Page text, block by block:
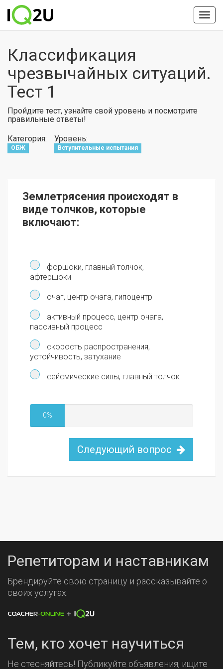
Классификация
чрезвычайных ситуаций.
Тест 1
Пройдите тест, узнайте свой уровень и посмотрите
правильные ответы!
Категория:
ОБЖ
Уровень:
Вступительные испытания
Землетрясения происходят в
виде толчков, которые
включают:
форшоки, главный толчок,
афтершоки
очаг, центр очага, гипоцентр
активный процесс, центр очага,
пассивный процесс
скорость распространения,
устойчивость, затухание
сейсмические силы, главный толчок
0%
Следующий вопрос
Репетиторам и наставникам
Брендируйте свою страницу и рассказывайте о
своих услугах.
Тем, кто хочет научиться
Не стесняйтесь! Публикуйте объявления, ищите